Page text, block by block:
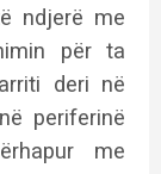
ndjerë me
për ta
deri në
periferinë
me